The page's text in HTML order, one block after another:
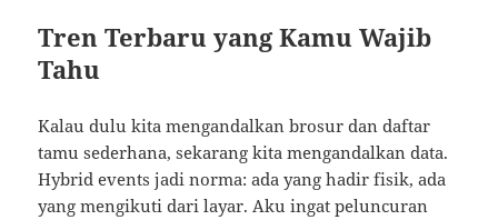
Tren Terbaru yang Kamu Wajib
Tahu
Kalau dulu kita mengandalkan brosur dan daftar
tamu sederhana, sekarang kita mengandalkan data.
Hybrid events jadi norma: ada yang hadir fisik, ada
yang mengikuti dari layar. Aku ingat peluncuran